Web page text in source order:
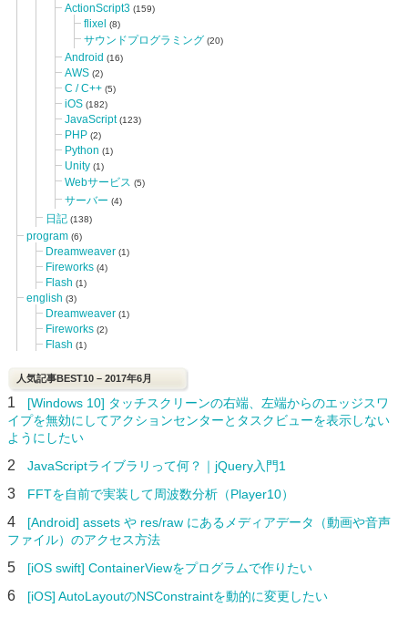
ActionScript3 (159)
flixel (8)
サウンドプログラミング (20)
Android (16)
AWS (2)
C / C++ (5)
iOS (182)
JavaScript(123)
PHP (2)
Python (1)
Unity (1)
Webサービス (5)
サーバー (4)
日記 (138)
program (6)
Dreamweaver (1)
Fireworks (4)
Flash (1)
english (3)
Dreamweaver (1)
Fireworks (2)
Flash (1)
人気記事BEST10 – 2017年6月
1
[Windows 10] タッチスクリーンの右端、左端からのエッジスワ
イプを無効にしてアクションセンターとタスクビューを表示しない
ようにしたい
2 JavaScriptライブラリって何？｜jQuery入門1
3 FFTを自前で実装して周波数分析（Player10）
4
[Android] assets や res/raw にあるメディアデータ（動画や音声
ファイル）のアクセス方法
5 [iOS swift] ContainerViewをプログラムで作りたい
6 [iOS] AutoLayoutのNSConstraintを動的に変更したい